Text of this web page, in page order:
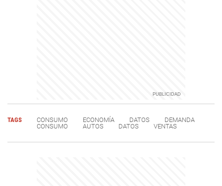
TAGS CONSUMO ECONOMÍA DATOS
DEMANDA
CONSUMO
AUTOS DATOS VENTAS